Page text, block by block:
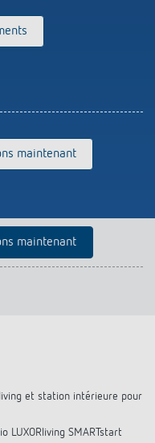
maintenant
maintenant
et station intérieure pour
LUXORliving SMARTstart